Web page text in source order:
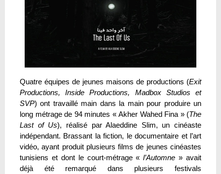
Quatre équipes de jeunes maisons de productions (Exit
Productions, Inside Productions, Madbox Studios et
SVP) ont travaillé main dans la main pour produire un
long métrage de 94 minutes « Akher Wahed Fina » (The
Last of Us), réalisé par Alaeddine Slim, un cinéaste
indépendant. Brassant la fiction, le documentaire et l’art
vidéo, ayant produit plusieurs films de jeunes cinéastes
tunisiens et dont le court-métrage «l’Automne » avait
déjà été remarqué dans plusieurs festivals